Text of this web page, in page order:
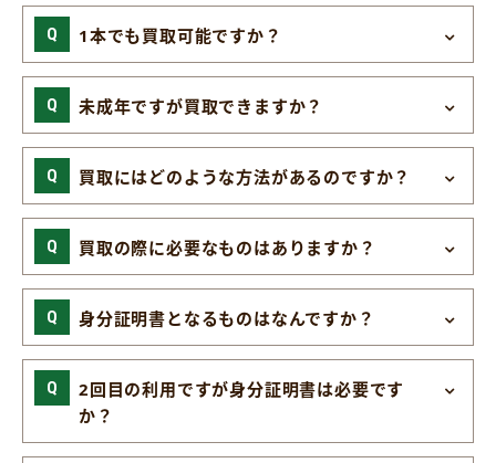
1本でも買取可能ですか？
未成年ですが買取できますか？
買取にはどのような方法があるのですか？
買取の際に必要なものはありますか？
身分証明書となるものはなんですか？
2回目の利用ですが身分証明書は必要です
か？